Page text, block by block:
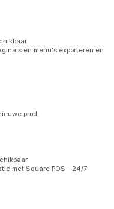
en menu's exporteren en
prod.
met Square POS - 24/7